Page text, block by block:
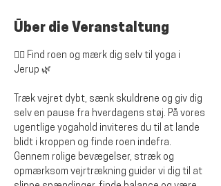
Über die Veranstaltung
🧘‍♀️ Find roen og mærk dig selv til yoga i
Jerup 🌿
Træk vejret dybt, sænk skuldrene og giv dig
selv en pause fra hverdagens støj. På vores
ugentlige yogahold inviteres du til at lande
blidt i kroppen og finde roen indefra.
Gennem rolige bevægelser, stræk og
opmærksom vejrtrækning guider vi dig til at